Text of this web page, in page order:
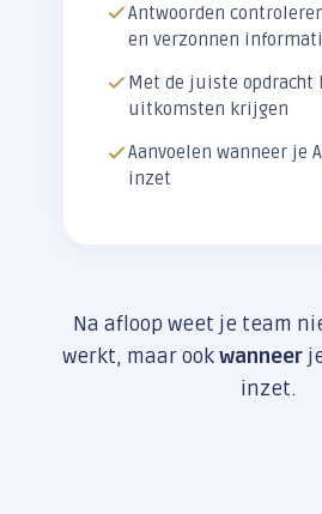
Antwoorden
en verzonnen
Met de juiste opdracht
uitkomsten krijgen
Aanvoelen wanneer je
inzet
Na afloop weet je team
werkt, maar ookwanneer
inzet.